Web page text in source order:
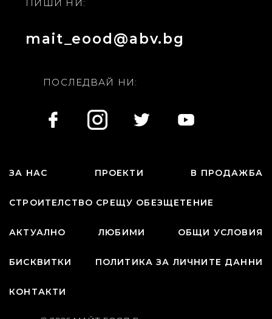
ПИШИ НИ:
mait_eood@abv.bg
ПОСЛЕДВАЙ НИ:
ЗА НАС ПРОЕКТИ В ПРОДАЖБА
СТРОИТЕЛСТВО СРЕЩУ ОБЕЗЩЕТЕНИЕ
АКТУАЛНО ЛЮБИМИ ОБЩИ УСЛОВИЯ
БИСКВИТКИ ПОЛИТИКА ЗА ЛИЧНИТЕ ДАННИ
КОНТАКТИ